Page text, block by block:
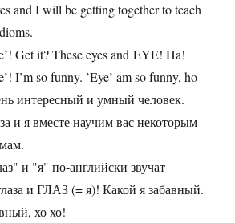
and I will be getting together to teach
Get it? These eyes and EYE! Ha!
I’m so funny. ’Eye’ am so funny, ho
интересный и умный человек.
и я вместе научим вас некоторым
и "я" по-английски звучат
и ГЛАЗ (= я)! Какой я забавный.
хо хо!